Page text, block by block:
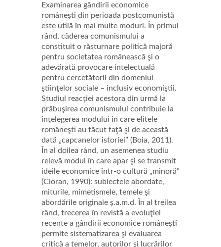
Examinarea gândirii economice
româneşti din perioada postcomunistă
este utilă în mai multe moduri. În primul
rând, căderea comunismului a
constituit o răsturnare politică majoră
pentru societatea românească şi o
adevărată provocare intelectuală
pentru cercetătorii din domeniul
ştiinţelor sociale – inclusiv economiştii.
Studiul reacţiei acestora din urmă la
prăbuşirea comunismului contribuie la
înţelegerea modului în care elitele
româneşti au făcut faţă şi de această
dată „capcanelor istoriei” (Boia, 2011).
În al doilea rând, un asemenea studiu
relevă modul în care apar şi se transmit
ideile economice într-o cultură „minoră”
(Cioran, 1990): subiectele abordate,
miturile, mimetismele, temele şi
abordările originale ş.a.m.d. În al treilea
rând, trecerea în revistă a evoluţiei
recente a gândirii economice româneşti
permite sistematizarea şi evaluarea
critică a temelor, autorilor şi lucrărilor